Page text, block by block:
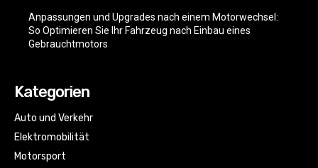
Anpassungen und Upgrades nach einem Motorwechsel:
So Optimieren Sie Ihr Fahrzeug nach Einbau eines
Gebrauchtmotors
Kategorien
Auto und Verkehr
Elektromobilität
Motorsport